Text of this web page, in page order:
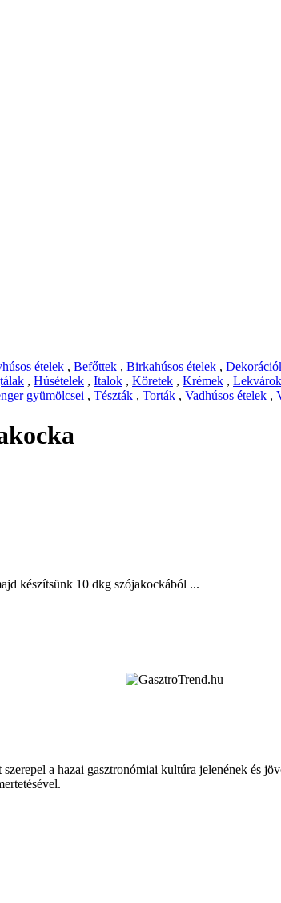
ételek , Befőttek , Birkahúsos ételek ,
, Húsételek , Italok , Köretek , Krémek , Lekvárok
gyümölcsei , Tészták , Torták , Vadhúsos ételek ,
készítsünk 10 dkg szójakockából ...
a hazai gasztronómiai kultúra jelenének és